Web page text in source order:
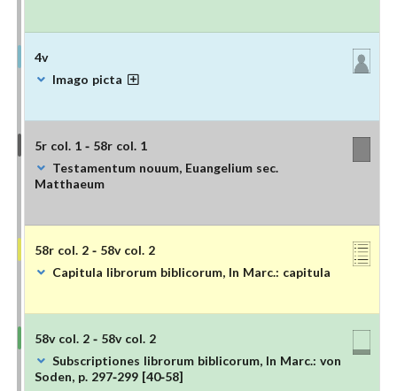
4v
Imago picta
5r col. 1 - 58r col. 1
Testamentum nouum, Euangelium sec.
Matthaeum
58r col. 2 - 58v col. 2
Capitula librorum biblicorum, In Marc.: capitula
58v col. 2 - 58v col. 2
Subscriptiones librorum biblicorum, In Marc.: von
Soden, p. 297-299 [40-58]